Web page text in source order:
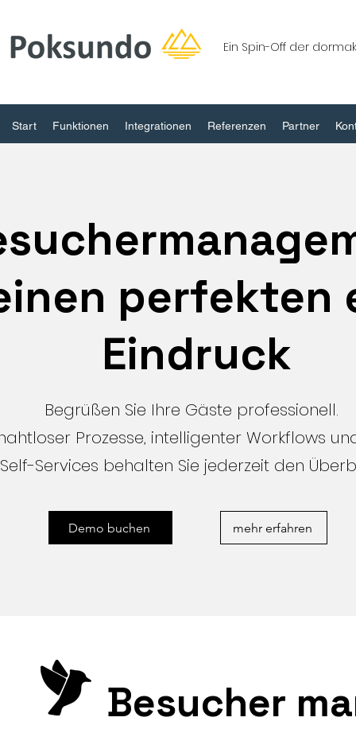
Ein Spin-Off der
Start Funktionen Integrationen Referenzen Partner
perfekten
Eindruck
Begrüßen Sie Ihre Gäste professionell.
Prozesse, intelligenter Workflows
Self-Services behalten Sie jederzeit den
Demo buchen mehr erfahren
Besucher